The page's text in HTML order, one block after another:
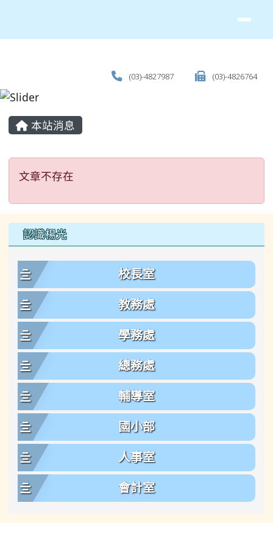
(03)-4827987 (03)-4826764
主內容區域
本站消息
文章不存在
文章不存在
左邊區域內容
認識楊光
校長室
教務處
學務處
總務處
輔導室
國小部
人事室
會計室